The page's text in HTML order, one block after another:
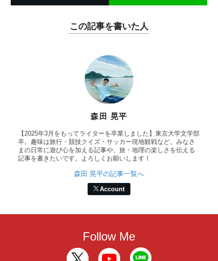
この記事を書いた人
森田 晃平
【2025年3月をもってライターを卒業しました】東京大学文学部
卒。趣味は旅行・競技クイズ・サッカー現地観戦など。みなさ
まの日常に遊び心を加える記事や、旅・地理の楽しさを伝える
記事を書きたいです。よろしくお願いします！
森田 晃平の記事一覧へ
Account
Follow Me